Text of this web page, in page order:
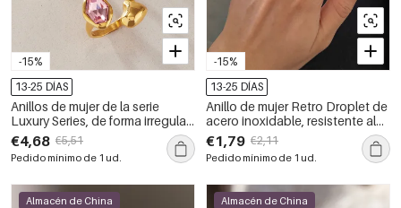
-15%
13-25 DÍAS
Anillos de mujer de la serie
Luxury Series, de forma irregular
sencilla, de acero inoxidable,
resistentes al agua y con
circonitas color oro.
€4,68 €5,51
Pedido mínimo de 1 ud.
-15%
13-25 DÍAS
Anillo de mujer Retro Droplet de
acero inoxidable, resistente al
agua, color dorado, con piedras
preciosas naturales.
€1,79 €2,11
Pedido mínimo de 1 ud.
Almacén de China Almacén de China